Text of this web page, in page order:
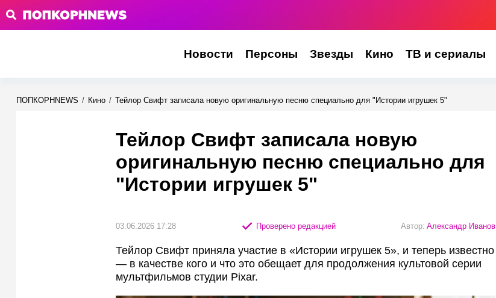
Новости Персоны Звезды Кино ТВ и сериалы
ПОПКОРНNEWS / Кино / Тейлор Свифт записала новую оригинальную песню специально для "Истории игрушек 5"
Тейлор Свифт записала новую
оригинальную песню специально для
"Истории игрушек 5"
03.06.2026 17:28 Проверено редакцией Автор: Александр Иванов
Тейлор Свифт приняла участие в «Истории игрушек 5», и теперь известно
— в качестве кого и что это обещает для продолжения культовой серии
мультфильмов студии Pixar.